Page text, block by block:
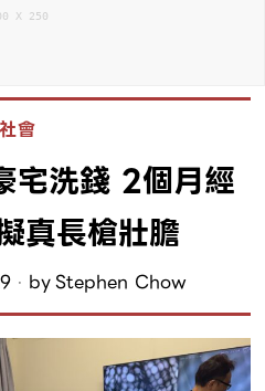
X 250
社會
宅洗錢 2個月經
真長槍壯膽
byStephen Chow